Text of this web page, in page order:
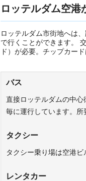
ロッテルダム空港
ロッテルダム市街地へは
で行くことができます。
ド）が必要。チップカー
バス
直接ロッテルダムの中
毎に運行しています。所
タクシー
タクシー乗り場は空港ビ
レンタカー